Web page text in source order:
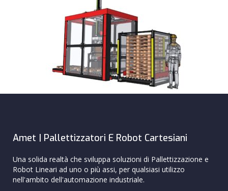
Amet | Pallettizzatori E Robot Cartesiani
Una solida realtà che sviluppa soluzioni di Pallettizzazione e
Robot Lineari ad uno o più assi, per qualsiasi utilizzo
nell'ambito dell'automazione industriale.